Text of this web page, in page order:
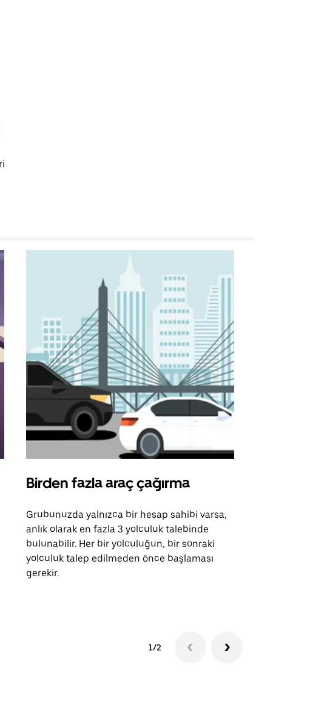
Birden fazla araç çağırma
Grubunuzda yalnızca bir hesap sahibi varsa,
anlık olarak en fazla 3 yolculuk talebinde
bulunabilir. Her bir yolculuğun, bir sonraki
yolculuk talep edilmeden önce başlaması
gerekir.
1/2